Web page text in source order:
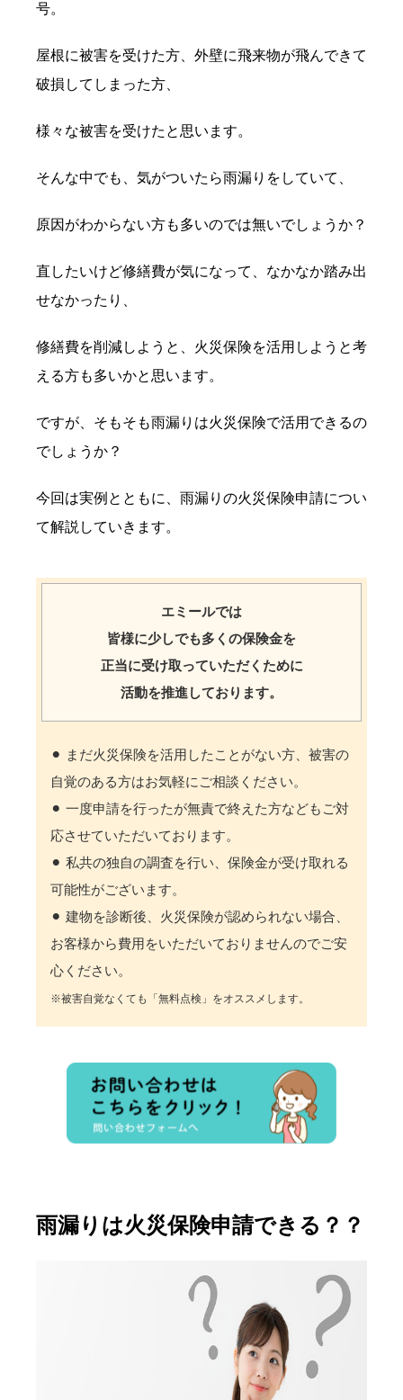
号。
屋根に被害を受けた方、外壁に飛来物が飛んできて
破損してしまった方、
様々な被害を受けたと思います。
そんな中でも、気がついたら雨漏りをしていて、
原因がわからない方も多いのでは無いでしょうか？
直したいけど修繕費が気になって、なかなか踏み出
せなかったり、
修繕費を削減しようと、火災保険を活用しようと考
える方も多いかと思います。
ですが、そもそも雨漏りは火災保険で活用できるの
でしょうか？
今回は実例とともに、雨漏りの火災保険申請につい
て解説していきます。
エミールでは
皆様に少しでも多くの保険金を
正当に受け取っていただくために
活動を推進しております。
⚫︎ まだ火災保険を活用したことがない方、被害の
自覚のある方はお気軽にご相談ください。
⚫︎ 一度申請を行ったが無責で終えた方などもご対
応させていただいております。
⚫︎ 私共の独自の調査を行い、保険金が受け取れる
可能性がございます。
⚫︎ 建物を診断後、火災保険が認められない場合、
お客様から費用をいただいておりませんのでご安
心ください。
※被害自覚なくても「無料点検」をオススメします。
雨漏りは火災保険申請できる？？